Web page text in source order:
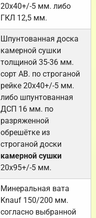
20х40+/-5 мм. либо
ГКЛ 12,5 мм.
Шпунтованная доска
камерной сушки
толщиной 35-36 мм.
сорт АВ. по строганой
рейке 20х40+/-5 мм.
либо шпунтованная
ДСП 16 мм. по
разряженной
обрешётке из
строганой доски
камерной сушки
20х95+/-5 мм.
Минеральная вата
Knauf 150/200 мм.
согласно выбранной